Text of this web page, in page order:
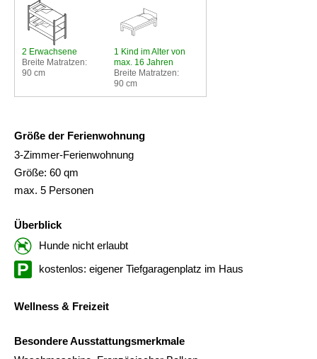
2 Erwachsene
Breite Matratzen:
90 cm
1 Kind im Alter von
max. 16 Jahren
Breite Matratzen:
90 cm
Größe der Ferienwohnung
3-Zimmer-Ferienwohnung
Größe: 60 qm
max. 5 Personen
Überblick
Hunde nicht erlaubt
kostenlos: eigener Tiefgaragenplatz im Haus
Wellness & Freizeit
Besondere Ausstattungsmerkmale